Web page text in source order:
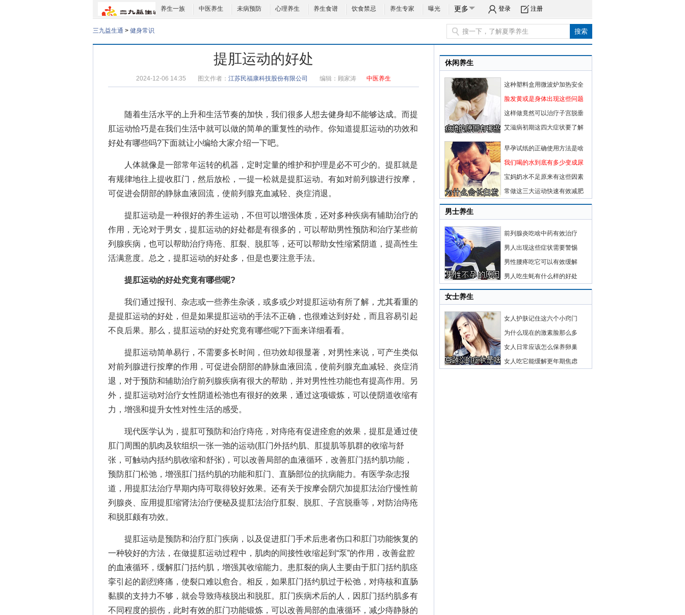
养生一族 中医养生 未病预防 心理养生 养生食谱 饮食禁忌 养生专家 曝光 更多 登录 注册
三九益生通 > 健身常识
提肛运动的好处
2024-12-06 14:35 图文作者： 江苏民福康科技股份有限公司 编辑： 顾家涛 中医养生
随着生活水平的上升和生活节奏的加快，我们很多人想去健身却不能够达成。而提
肛运动恰巧是在我们生活中就可以做的简单的重复性的动作。你知道提肛运动的功效和
好处有哪些吗?下面就让小编给大家介绍一下吧。
人体就像是一部常年运转的机器，定时定量的维护和护理是必不可少的。提肛就是
有规律地往上提收肛门，然后放松，一提一松就是提肛运动。有如对前列腺进行按摩，
可促进会阴部的静脉血液回流，使前列腺充血减轻、炎症消退。
提肛运动是一种很好的养生运动，不但可以增强体质，还对多种疾病有辅助治疗的
作用，无论对于男女， 提肛运动的好处都是有很多的，可以帮助男性预防和治疗某些前
列腺疾病，也可以帮助治疗痔疮、肛裂、脱肛等，还可以帮助女性缩紧阴道，提高性生
活满意度。总之，提肛运动的好处多，但是也要注意手法。
提肛运动的好处究竟有哪些呢?
我们通过报刊、杂志或一些养生杂谈，或多或少对提肛运动有所了解，尤其看重的
是提肛运动的好处，但是如果提肛运动的手法不正确，也很难达到好处，而且容易引起
不良后果。那么，提肛运动的好处究竟有哪些呢?下面来详细看看。
提肛运动简单易行，不需要多长时间，但功效却很显著，对男性来说，可产生类似
对前列腺进行按摩的作用，可促进会阴部的静脉血液回流，使前列腺充血减轻、炎症消
退，对于预防和辅助治疗前列腺疾病有很大的帮助，并对男性性功能也有提高作用。另
外，提肛运动对治疗女性阴道松弛也有很好的效果，通过这项锻炼，可以使阴道收缩有
力，增强和提升女性对性生活的感受。
现代医学认为，提肛可预防和治疗痔疮，对痔疮有促进痊愈的效果，提肛是通过使
肛门周围的肌肉及软组织一张一弛的运动(肛门外括约肌、肛提肌等肌群的收缩与舒
张，可触动内括约肌收缩和舒张)，可以改善局部的血液循环，改善肛门括约肌功能，
预防肛门松弛，增强肛门括约肌的功能和肛门、直肠部位的抗病能力。有医学杂志报
道，用提肛法治疗早期内痔可取得较好效果。还有关于按摩会阴穴加提肛法治疗慢性前
列腺炎、应用提肛缩肾法治疗便秘及提肛法治疗肛裂、脱肛、子宫脱垂等，对防治痔疮
和脱肛颇有功效。
提肛运动是预防和治疗肛门疾病，以及促进肛门手术后患者伤口和肛门功能恢复的
一种较好的方法，在做提肛运动过程中，肌肉的间接性收缩起到“泵”的作用，改善盆腔
的血液循环，缓解肛门括约肌，增强其收缩能力。患肛裂的病人主要由于肛门括约肌痉
挛引起的剧烈疼痛，使裂口难以愈合。相反，如果肛门括约肌过于松弛，对痔核和直肠
黏膜的支持力不够，就会导致痔核脱出和脱肛。肛门疾病术后的人，因肛门括约肌多有
不同程度的损伤，此时有效的肛门功能锻炼，可以改善局部的血液循环，减少痔静脉的
休闲养生
这种塑料盒用微波炉加热安全
脸发黄或是身体出现这些问题
这样做竟然可以治疗子宫脱垂
艾滋病初期这四大症状要了解
早孕试纸的正确使用方法是啥
我们喝的水到底有多少变成尿
宝妈奶水不足原来有这些因素
常做这三大运动快速有效减肥
男士养生
前列腺炎吃啥中药有效治疗
男人出现这些症状需要警惕
男性腰疼吃它可以有效缓解
男人吃生蚝有什么样的好处
女士养生
女人护肤记住这六个小窍门
为什么现在的激素脸那么多
女人日常应该怎么保养卵巢
女人吃它能缓解更年期焦虑